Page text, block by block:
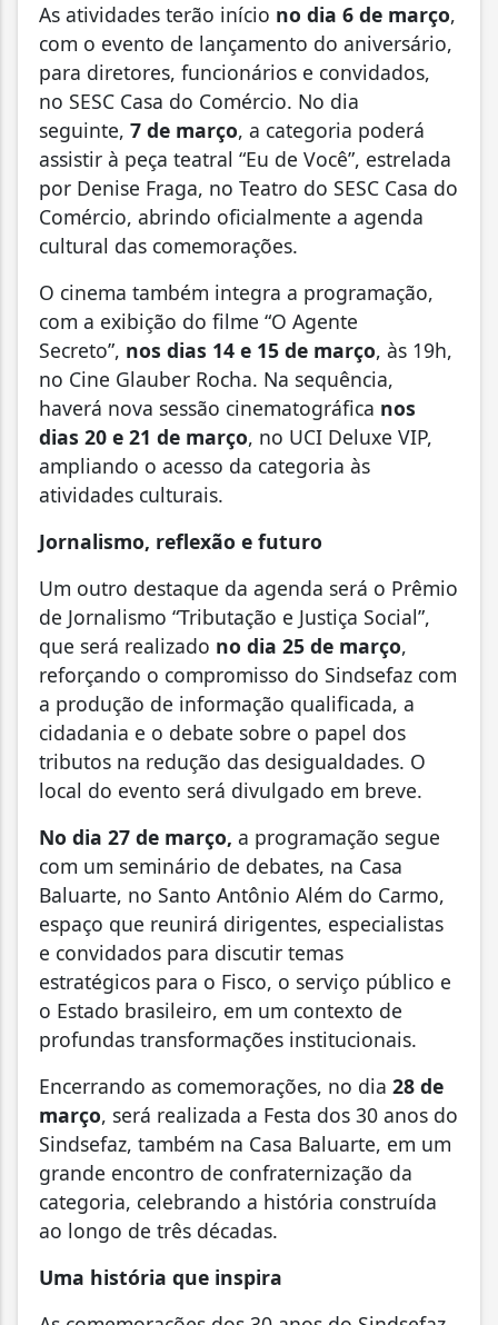
As atividades terão início no dia 6 de março,
com o evento de lançamento do aniversário,
para diretores, funcionários e convidados,
no SESC Casa do Comércio. No dia
seguinte, 7 de março, a categoria poderá
assistir à peça teatral “Eu de Você”, estrelada
por Denise Fraga, no Teatro do SESC Casa do
Comércio, abrindo oficialmente a agenda
cultural das comemorações.
O cinema também integra a programação,
com a exibição do filme “O Agente
Secreto”, nos dias 14 e 15 de março, às 19h,
no Cine Glauber Rocha. Na sequência,
haverá nova sessão cinematográfica nos
dias 20 e 21 de março, no UCI Deluxe VIP,
ampliando o acesso da categoria às
atividades culturais.
Jornalismo, reflexão e futuro
Um outro destaque da agenda será o Prêmio
de Jornalismo “Tributação e Justiça Social”,
que será realizado no dia 25 de março,
reforçando o compromisso do Sindsefaz com
a produção de informação qualificada, a
cidadania e o debate sobre o papel dos
tributos na redução das desigualdades. O
local do evento será divulgado em breve.
No dia 27 de março, a programação segue
com um seminário de debates, na Casa
Baluarte, no Santo Antônio Além do Carmo,
espaço que reunirá dirigentes, especialistas
e convidados para discutir temas
estratégicos para o Fisco, o serviço público e
o Estado brasileiro, em um contexto de
profundas transformações institucionais.
Encerrando as comemorações, no dia 28 de
março, será realizada a Festa dos 30 anos do
Sindsefaz, também na Casa Baluarte, em um
grande encontro de confraternização da
categoria, celebrando a história construída
ao longo de três décadas.
Uma história que inspira